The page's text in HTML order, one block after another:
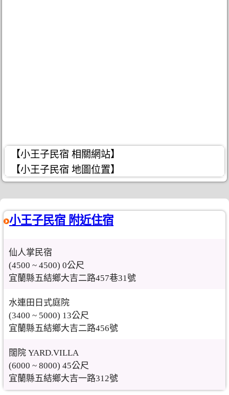
【小王子民宿 相關網站】
【小王子民宿 地圖位置】
小王子民宿 附近住宿
仙人掌民宿
(4500 ~ 4500) 0公尺
宜蘭縣五結鄉大吉二路457巷31號
水連田日式庭院
(3400 ~ 5000) 13公尺
宜蘭縣五結鄉大吉二路456號
闊院 YARD.VILLA
(6000 ~ 8000) 45公尺
宜蘭縣五結鄉大吉一路312號